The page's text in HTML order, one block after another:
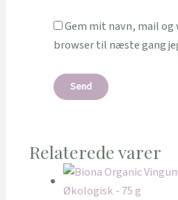
Gem mit navn, mail og
browser til næste gang
Relaterede varer